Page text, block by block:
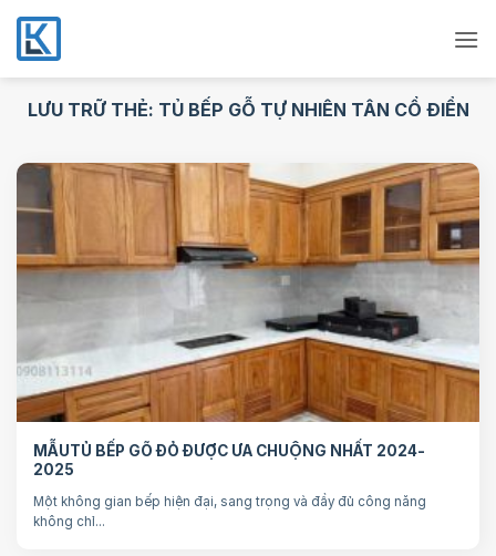
Bỏ
qua
nội
LƯU TRỮ THẺ: TỦ BẾP GỖ TỰ NHIÊN TÂN CỔ ĐIỂN
MẪUTỦ BẾP GÕ ĐỎ ĐƯỢC ƯA CHUỘNG NHẤT 2024-
2025
Một không gian bếp hiện đại, sang trọng và đầy đủ công năng
không chỉ...